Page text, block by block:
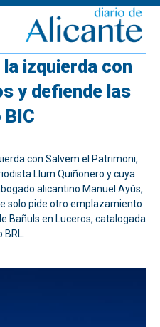
izquierda con
y defiende las
con Salvem el Patrimoni,
Llum Quiñonero y cuya
alicantino Manuel Ayús,
solo pide otro emplazamiento
Bañuls en Luceros, catalogada